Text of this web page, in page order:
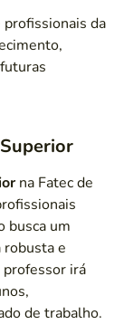
profissionais da
na Fatec de
busca um
robusta e
professor irá
de trabalho.